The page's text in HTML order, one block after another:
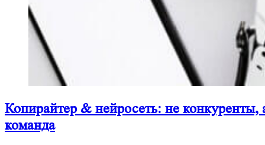
Копирайтер & нейросеть: не конкуренты,
команда